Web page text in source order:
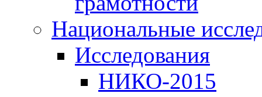
Национальные
Исследования
НИКО-2015